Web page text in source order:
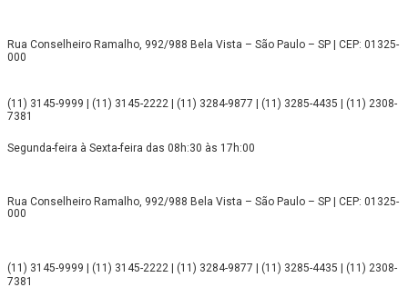
Rua Conselheiro Ramalho, 992/988 Bela Vista – São Paulo – SP | CEP: 01325-
000
(11) 3145-9999 | (11) 3145-2222 | (11) 3284-9877 | (11) 3285-4435 | (11) 2308-
7381
Segunda-feira à Sexta-feira das 08h:30 às 17h:00
Rua Conselheiro Ramalho, 992/988 Bela Vista – São Paulo – SP | CEP: 01325-
000
(11) 3145-9999 | (11) 3145-2222 | (11) 3284-9877 | (11) 3285-4435 | (11) 2308-
7381